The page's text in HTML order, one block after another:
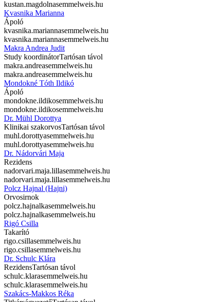
kustan.magdolnasemmelweis.hu
Kvasnika Marianna
Ápoló
kvasnika.mariannasemmelweis.hu
kvasnika.mariannasemmelweis.hu
Makra Andrea Judit
Study koordinátorTartósan távol
makra.andreasemmelweis.hu
makra.andreasemmelweis.hu
Mondokné Tóth Ildikó
Ápoló
mondokne.ildikosemmelweis.hu
mondokne.ildikosemmelweis.hu
Dr. Mühl Dorottya
Klinikai szakorvosTartósan távol
muhl.dorottyasemmelweis.hu
muhl.dorottyasemmelweis.hu
Dr. Nádorvári Maja
Rezidens
nadorvari.maja.lillasemmelweis.hu
nadorvari.maja.lillasemmelweis.hu
Polcz Hajnal (Hajni)
Orvosirnok
polcz.hajnalkasemmelweis.hu
polcz.hajnalkasemmelweis.hu
Rigó Csilla
Takarító
rigo.csillasemmelweis.hu
rigo.csillasemmelweis.hu
Dr. Schulc Klára
RezidensTartósan távol
schulc.klarasemmelweis.hu
schulc.klarasemmelweis.hu
Szakács-Makkos Réka